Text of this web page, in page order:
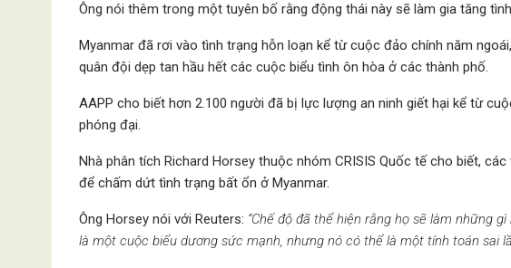
Ông nói thêm trong một tuyên bố rằng động thái này sẽ làm gia tăng
Myanmar đã rơi vào tình trạng hỗn loạn kể từ cuộc đảo chính năm
quân đội dẹp tan hầu hết các cuộc biểu tình ôn hòa ở các thành phố.
AAPP cho biết hơn 2.100 người đã bị lực lượng an ninh giết hại kể từ
phóng đại.
Nhà phân tích Richard Horsey thuộc nhóm CRISIS Quốc tế cho biết,
để chấm dứt tình trạng bất ổn ở Myanmar.
Ông Horsey nói với Reuters: “Chế độ đã thể hiện rằng họ sẽ làm những
là một cuộc biểu dương sức mạnh, nhưng nó có thể là một tính toán sai